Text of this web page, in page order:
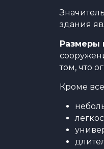
здания
Размеры
том, что
Кроме